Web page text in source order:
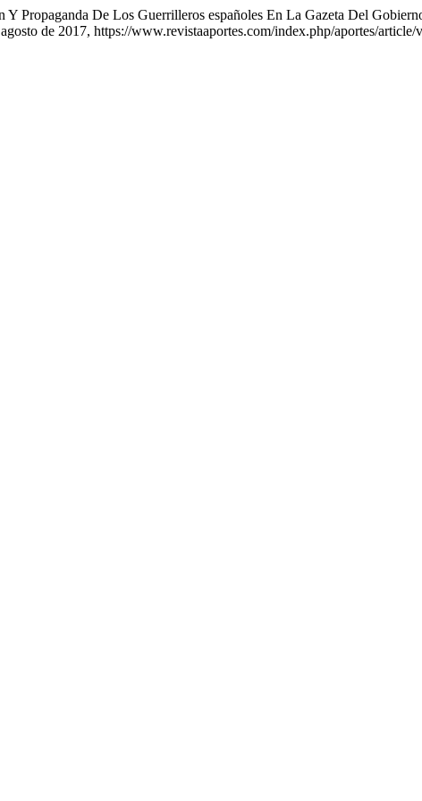
Y Propaganda De Los Guerrilleros españoles En La Gazeta Del
de 2017, https://www.revistaaportes.com/index.php/aportes/article/